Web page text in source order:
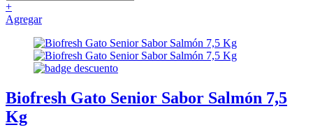
+
Agregar
Biofresh Gato Senior Sabor Salmón 7,5
Kg